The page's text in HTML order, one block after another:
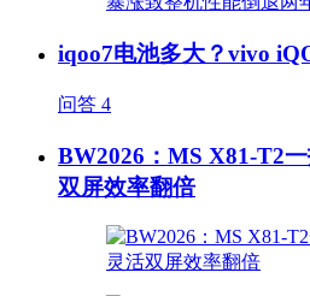
iqoo7电池多大？vivo
问答 4
BW2026：MS X81-T2
双屏效率翻倍